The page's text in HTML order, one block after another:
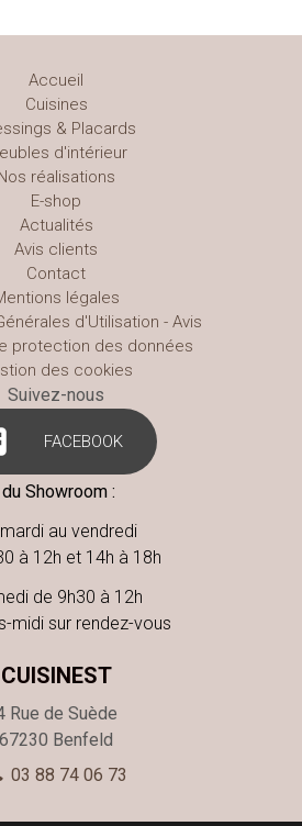
Accueil
Cuisines
& Placards
d'intérieur
réalisations
E-shop
Actualités
Avis clients
Contact
légales
d'Utilisation - Avis
protection des données
des cookies
Suivez-nous
FACEBOOK
Showroom :
au vendredi
à 12h et 14h à 18h
de 9h30 à 12h
midi sur rendez-vous
CUISINEST
Rue de Suède
67230 Benfeld
03 88 74 06 73